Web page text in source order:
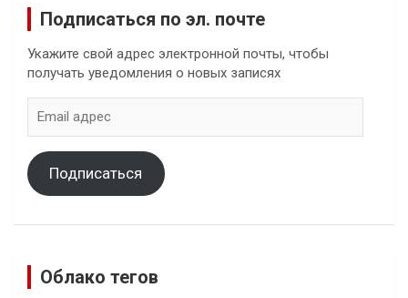
Подписаться по эл. почте
Укажите свой адрес электронной почты, чтобы
получать уведомления о новых записях
адрес
Подписаться
Облако тегов